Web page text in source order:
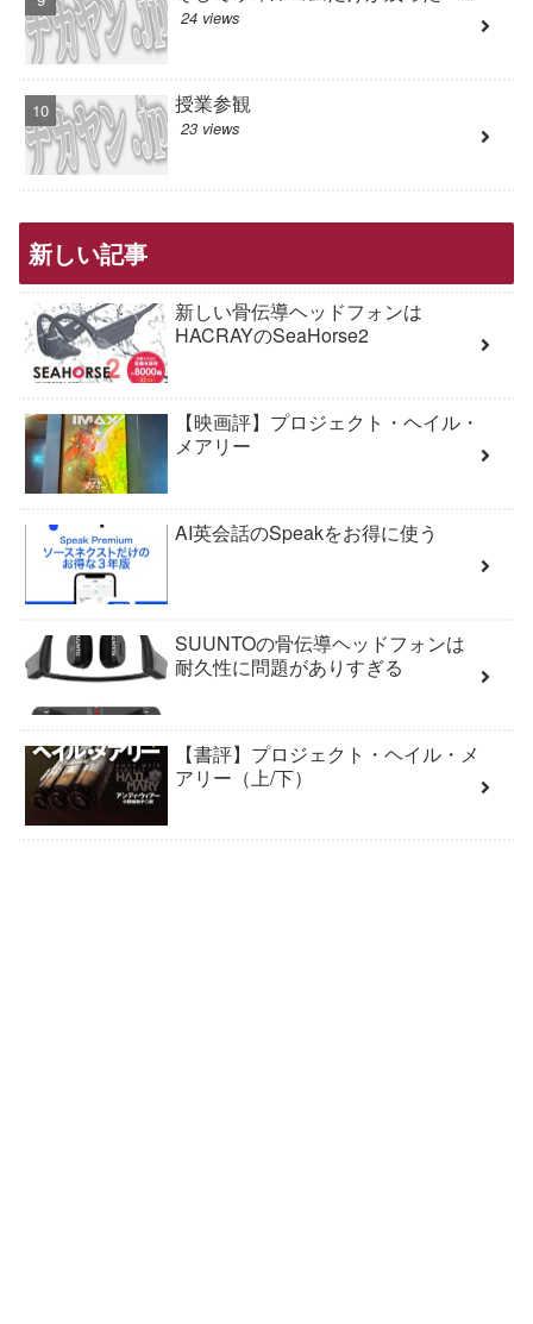
24 views
授業参観
23 views
新しい記事
新しい骨伝導ヘッドフォンは
HACRAYのSeaHorse2
【映画評】プロジェクト・ヘイル・
メアリー
AI英会話のSpeakをお得に使う
SUUNTOの骨伝導ヘッドフォンは
耐久性に問題がありすぎる
【書評】プロジェクト・ヘイル・メ
アリー（上/下）